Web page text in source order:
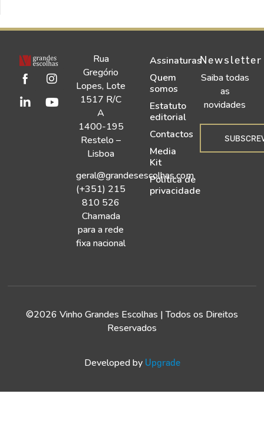
Rua
Gregório
Lopes, Lote
1517 R/C
A
1400-195
Restelo –
Lisboa
geral@grandesescolhas.com
(+351) 215
810 526
Chamada
para a rede
fixa nacional
Assinaturas
Quem
somos
Estatuto
editorial
Contactos
Media
Kit
Política de
privacidade
Newsletter
Saiba todas
as
novidades
©2026 Vinho Grandes Escolhas | Todos os Direitos
Reservados
Developed by Upgrade